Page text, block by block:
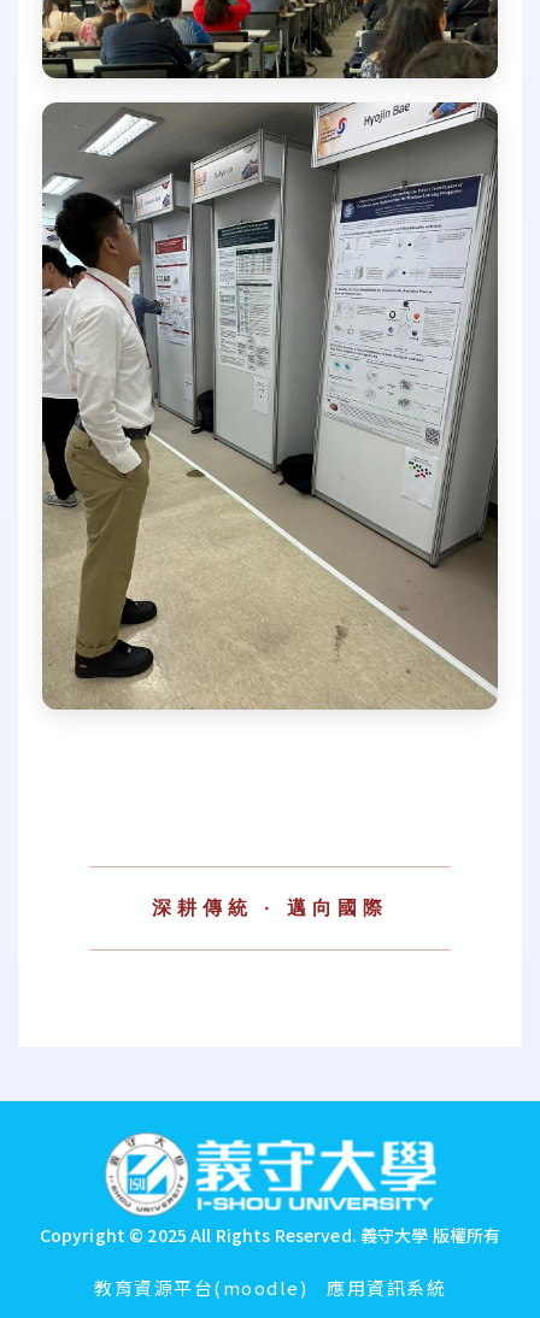
深耕傳統 · 邁向國際
Copyright © 2025 All Rights Reserved. 義守大學 版權所有
教育資源平台(moodle) 應用資訊系統